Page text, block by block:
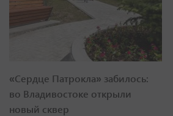
«Сердце Патрокла» забилось:
во Владивостоке открыли
новый сквер